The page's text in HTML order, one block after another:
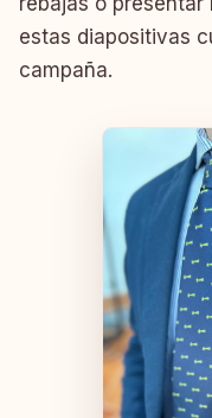
estas diapositivas
campaña.